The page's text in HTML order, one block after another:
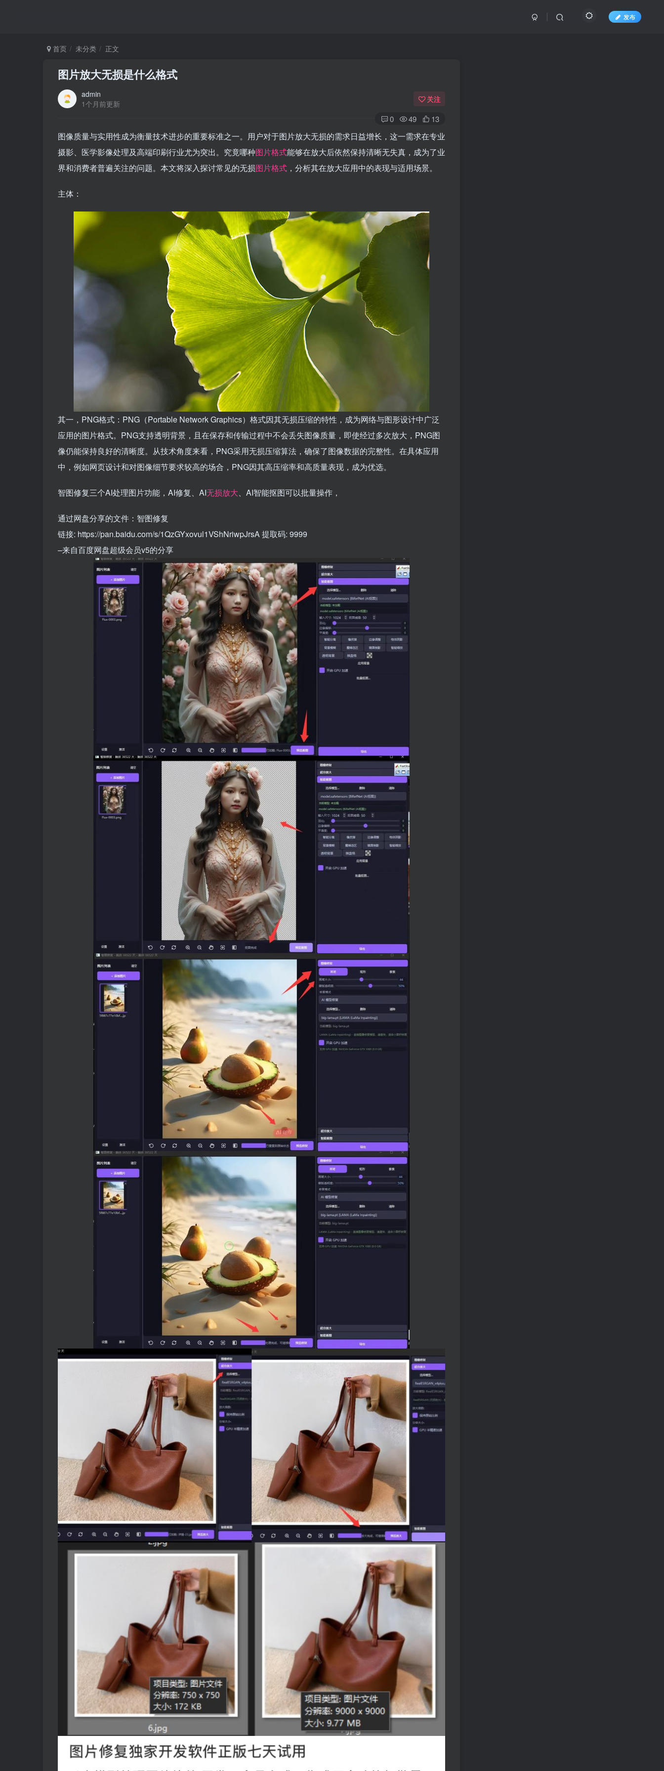
发布
首页 未分类 正文
图片放大无损是什么格式
admin
1个月前更新
关注
0 49 13
图像质量与实用性成为衡量技术进步的重要标准之一。用户对于图片放大无损的需求日益增长，这一需求在专业
摄影、医学影像处理及高端印刷行业尤为突出。究竟哪种图片格式能够在放大后依然保持清晰无失真，成为了业
界和消费者普遍关注的问题。本文将深入探讨常见的无损图片格式 ，分析其在放大应用中的表现与适用场景。
主体：
其一，PNG格式：PNG（Portable Network Graphics）格式因其无损压缩的特性，成为网络与图形设计中广泛
应用的图片格式。PNG支持透明背景，且在保存和传输过程中不会丢失图像质量，即使经过多次放大，PNG图
像仍能保持良好的清晰度。从技术角度来看，PNG采用无损压缩算法，确保了图像数据的完整性。在具体应用
中，例如网页设计和对图像细节要求较高的场合，PNG因其高压缩率和高质量表现，成为优选。
智图修复三个AI处理图片功能，AI修复、AI无损放大、AI智能抠图可以批量操作，
通过网盘分享的文件：智图修复
链接: https://pan.baidu.com/s/1QzGYxovul1VShNriwpJrsA 提取码: 9999
–来自百度网盘超级会员v5的分享